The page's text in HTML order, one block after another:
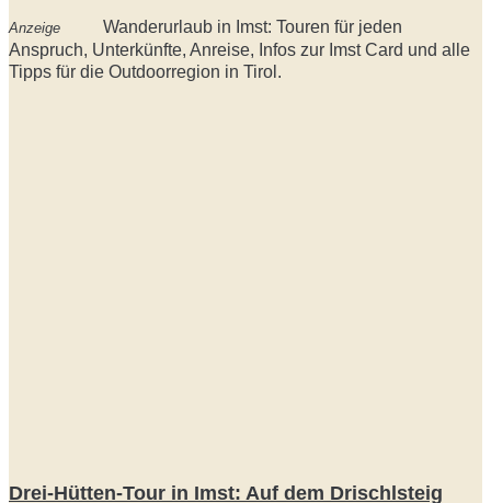
Anzeige
Wanderurlaub in Imst: Touren für jeden
Anspruch, Unterkünfte, Anreise, Infos zur Imst Card und alle
Tipps für die Outdoorregion in Tirol.
Drei-Hütten-Tour in Imst: Auf dem Drischlsteig